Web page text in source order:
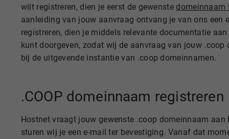
wilt registreren, dien je eerst de gewenste domeinnaam
aanleiding van jouw aanvraag ontvang je van ons een
registreren, dien je middels relevante documentatie
kunt doorgeven, zodat wij de aanvraag van jouw
bij de uitgevende instantie van .coop domeinnamen.
.COOP domeinnaam registreren
Hostnet vraagt jouw gewenste .coop domeinnaam
sturen wij je een e-mail ter bevestiging. Vanaf dat